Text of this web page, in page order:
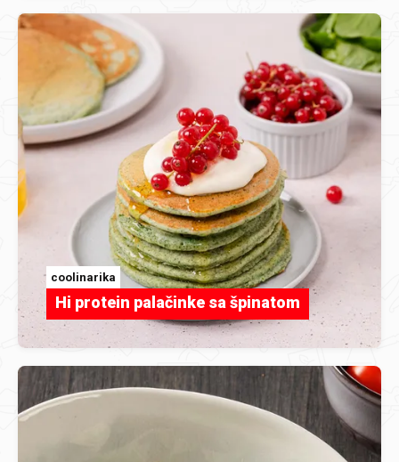
coolinarika
Hi protein palačinke sa špinatom